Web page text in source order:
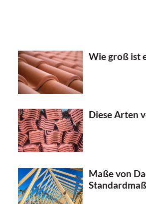
Wie groß ist
Diese Arten
Maße von